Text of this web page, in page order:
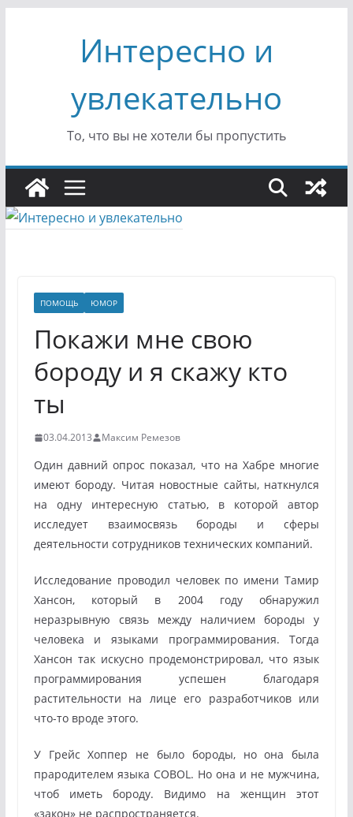
содержимомуИнтересно и
увлекательно
То, что вы не хотели бы пропустить
ПОМОЩЬ ЮМОР
Покажи мне свою
бороду и я скажу кто
ты
03.04.2013 Максим Ремезов
Один давний опрос показал, что на Хабре многие
имеют бороду. Читая новостные сайты, наткнулся
на одну интересную статью, в которой автор
исследует взаимосвязь бороды и сферы
деятельности сотрудников технических компаний.
Исследование проводил человек по имени Тамир
Хансон, который в 2004 году обнаружил
неразрывную связь между наличием бороды у
человека и языками программирования. Тогда
Хансон так искусно продемонстрировал, что язык
программирования успешен благодаря
растительности на лице его разработчиков или
что-то вроде этого.
У Грейс Хоппер не было бороды, но она была
прародителем языка COBOL. Но она и не мужчина,
чтоб иметь бороду. Видимо на женщин этот
«закон» не распространяется.